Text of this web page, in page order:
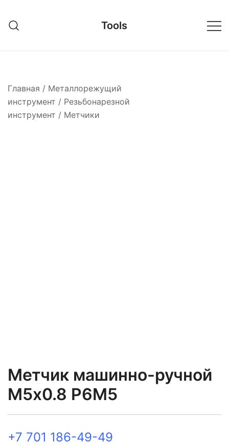
содержимому
Tools
Главная / Металлорежущий
инструмент / Резьбонарезной
инструмент / Метчики
Метчик машинно-ручной
М5х0.8 Р6М5
+7 701 186-49-49